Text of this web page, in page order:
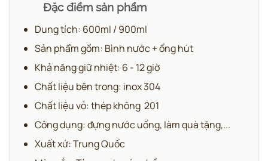
Đặc điểm sản phẩm
Dung tích: 600ml / 900ml
Sản phẩm gồm: Bình nước + ống hút
Khả năng giữ nhiệt: 6 - 12 giờ
Chất liệu bên trong: inox 304
Chất liệu vỏ: thép không 201
Công dụng: đựng nước uống, làm quà tặng,...
Xuất xứ: Trung Quốc